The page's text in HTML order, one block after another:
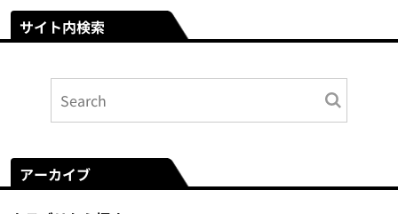
サイト内検索
アーカイブ